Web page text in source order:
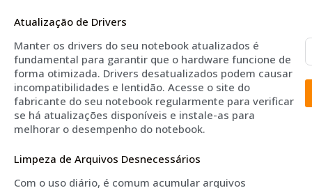
Atualização de Drivers
Manter os drivers do seu notebook atualizados é
fundamental para garantir que o hardware funcione de
forma otimizada. Drivers desatualizados podem causar
incompatibilidades e lentidão. Acesse o site do
fabricante do seu notebook regularmente para verificar
se há atualizações disponíveis e instale-as para
melhorar o desempenho do notebook.
Limpeza de Arquivos Desnecessários
Com o uso diário, é comum acumular arquivos